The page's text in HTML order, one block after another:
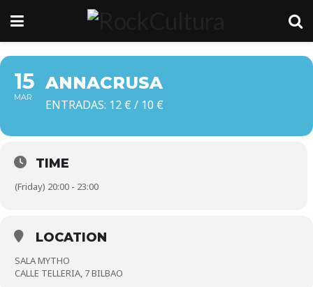
15
MAR
ANNACRUSA
ENTRADAS: 12 € / 10 €
TIME
(Friday) 20:00 - 23:00
LOCATION
SALA MYTHO
CALLE TELLERIA, 7 BILBAO